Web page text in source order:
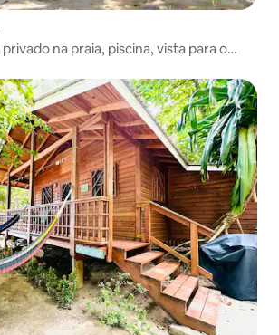
na praia, piscina, vista para o